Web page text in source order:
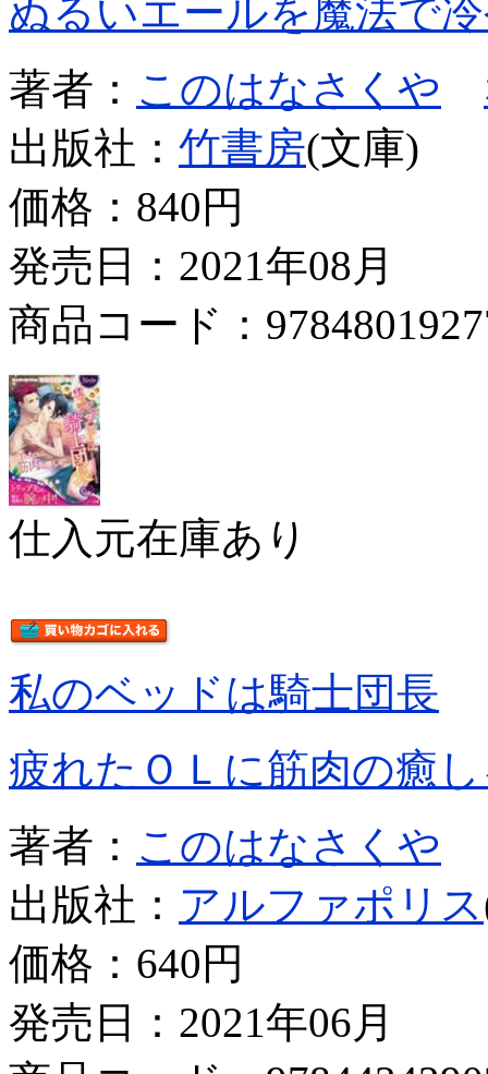
ぬるいエールを魔法で
著者： このはなさくや
出版社： 竹書房(文庫)
価格： 840円
発売日：2021年08月
商品コード：
仕入元在庫あり
私のベッドは騎士団長
疲れたＯＬに筋肉の癒
著者： このはなさくや
出版社： アルファポリス
価格： 640円
発売日：2021年06月